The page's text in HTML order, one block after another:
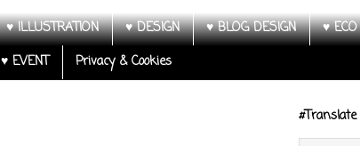
♥ ILLUSTRATION ♥ DESIGN ♥ BLOG DESIGN ♥
♥ EVENT Privacy & Cookies
#Translate